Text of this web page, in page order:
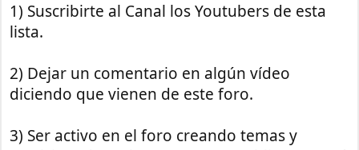
1) Suscribirte al Canal los Youtubers de esta
lista.
2) Dejar un comentario en algún vídeo
diciendo que vienen de este foro.
3) Ser activo en el foro creando temas y